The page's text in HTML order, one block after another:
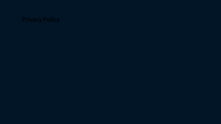
Privacy Policy